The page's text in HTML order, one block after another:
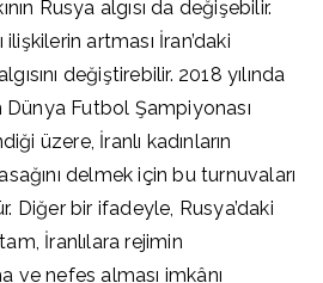
Rusya algısı da değişebilir.
artması İran’daki
değiştirebilir. 2018 yılında
Dünya Futbol Şampiyonası
üzere, İranlı kadınların
delmek için bu turnuvaları
Diğer bir ifadeyle, Rusya’daki
İranlılara rejimin
ve nefes alması imkânı